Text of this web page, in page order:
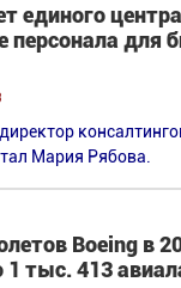
единого
персонала для
Мария Рябова.
Boeing в
1 тыс. 413